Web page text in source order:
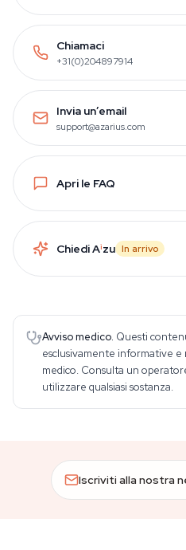
Chiamaci
+31(0)204897914
Invia un’email
support@azarius.com
Apri le FAQ
Chiedi Aizu In arrivo
Avviso medico. Questi
esclusivamente informative
medico. Consulta un
utilizzare qualsiasi sostanza.
Iscriviti alla nostra